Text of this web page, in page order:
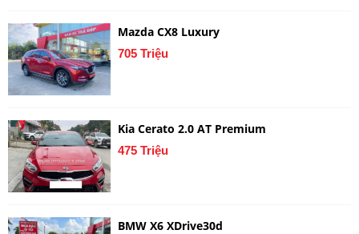
Mazda CX8 Luxury
705 Triệu
Kia Cerato 2.0 AT Premium
475 Triệu
BMW X6 XDrive30d